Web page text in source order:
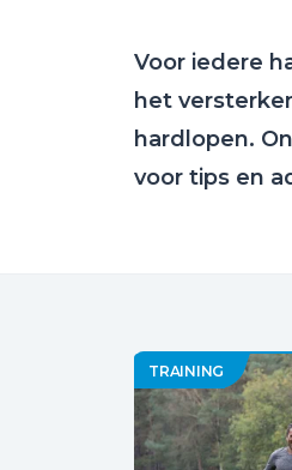
Voor iedere
het
hardlopen.
voor tips en
TRAINING